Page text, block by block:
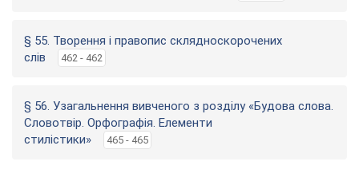
§ 55. Творення і правопис склядноскорочених
слів
462 - 462
§ 56. Узагальнення вивченого з розділу «Будова слова.
Словотвір. Орфографія. Елементи
стилістики»
465 - 465